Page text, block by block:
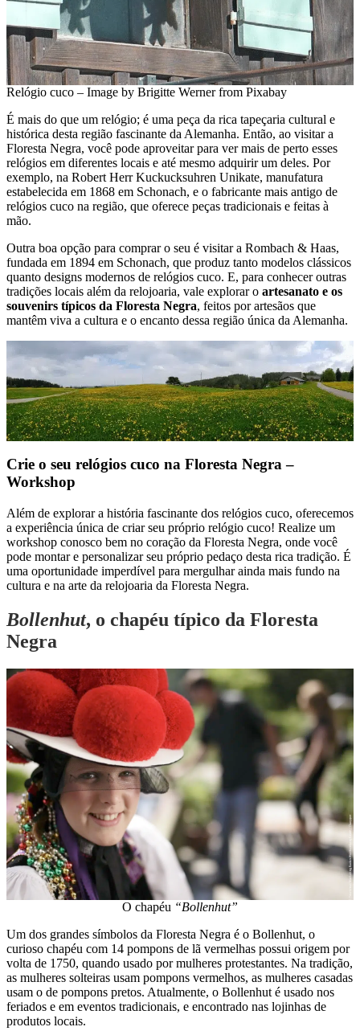
Relógio cuco – Image by Brigitte Werner from Pixabay
É mais do que um relógio; é uma peça da rica tapeçaria cultural e
histórica desta região fascinante da Alemanha. Então, ao visitar a
Floresta Negra, você pode aproveitar para ver mais de perto esses
relógios em diferentes locais e até mesmo adquirir um deles. Por
exemplo, na Robert Herr Kuckucksuhren Unikate, manufatura
estabelecida em 1868 em Schonach, e o fabricante mais antigo de
relógios cuco na região, que oferece peças tradicionais e feitas à
mão.
Outra boa opção para comprar o seu é visitar a Rombach & Haas,
fundada em 1894 em Schonach, que produz tanto modelos clássicos
quanto designs modernos de relógios cuco. E, para conhecer outras
tradições locais além da relojoaria, vale explorar o artesanato e os
souvenirs típicos da Floresta Negra, feitos por artesãos que
mantêm viva a cultura e o encanto dessa região única da Alemanha.
Crie o seu relógios cuco na Floresta Negra –
Workshop
Além de explorar a história fascinante dos relógios cuco, oferecemos
a experiência única de criar seu próprio relógio cuco! Realize um
workshop conosco bem no coração da Floresta Negra, onde você
pode montar e personalizar seu próprio pedaço desta rica tradição. É
uma oportunidade imperdível para mergulhar ainda mais fundo na
cultura e na arte da relojoaria da Floresta Negra.
Bollenhut, o chapéu típico da Floresta
Negra
O chapéu “Bollenhut”
Um dos grandes símbolos da Floresta Negra é o Bollenhut, o
curioso chapéu com 14 pompons de lã vermelhas possui origem por
volta de 1750, quando usado por mulheres protestantes. Na tradição,
as mulheres solteiras usam pompons vermelhos, as mulheres casadas
usam o de pompons pretos. Atualmente, o Bollenhut é usado ​​nos
feriados e em eventos tradicionais, e encontrado nas lojinhas de
produtos locais.